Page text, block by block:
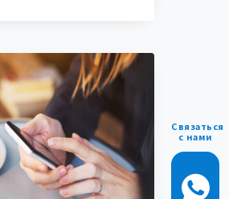
Связаться
с нами